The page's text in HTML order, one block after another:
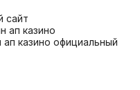
сайт
ап казино
казино официальный